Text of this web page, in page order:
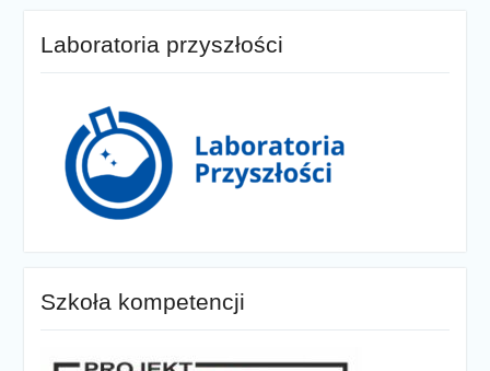
Laboratoria przyszłości
Szkoła kompetencji